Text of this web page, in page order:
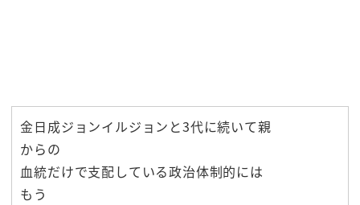
金日成ジョンイルジョンと3代に続いて親
からの
血統だけで支配している政治体制的には
もう